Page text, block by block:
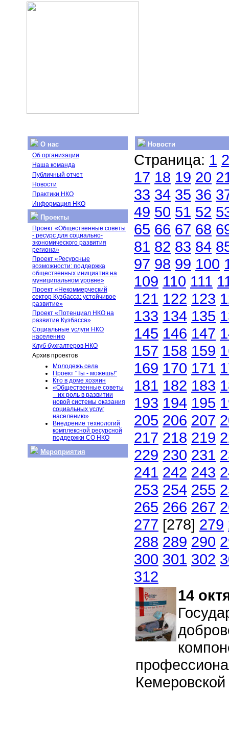
О нас
Об организации
Наша команда
Публичный отчет
Новости
Практики НКО
Информация НКО
Проекты
Проект «Общественные советы
- ресурс для социально-
экономического развития
региона»
Проект «Ресурсные
возможности: поддержка
общественных инициатив на
муниципальном уровне»
Проект «Некоммерческий
сектор Кузбасса: устойчивое
развитие»
Проект «Потенциал НКО на
развитие Кузбасса»
Социальные услуги НКО
населению
Клуб бухгалтеров НКО
Архив проектов
Молодежь села
Проект "Ты - можешь!"
Кто в доме хозяин
«Общественные советы
– их роль в развитии
новой системы оказания
социальных услуг
населению»
Внедрение технологий
комплексной ресурсной
поддержки СО НКО
Мероприятия
Новости
Страница: 1 2
17 18 19 20
33 34 35 36
49 50 51 52
65 66 67 68
81 82 83 84
97 98 99 100
109 110 111
121 122 123
133 134 135
145 146 147
157 158 159
169 170 171
181 182 183
193 194 195
205 206 207
217 218 219
229 230 231
241 242 243
253 254 255
265 266 267
277 [278] 279
288 289 290
300 301 302
312
14